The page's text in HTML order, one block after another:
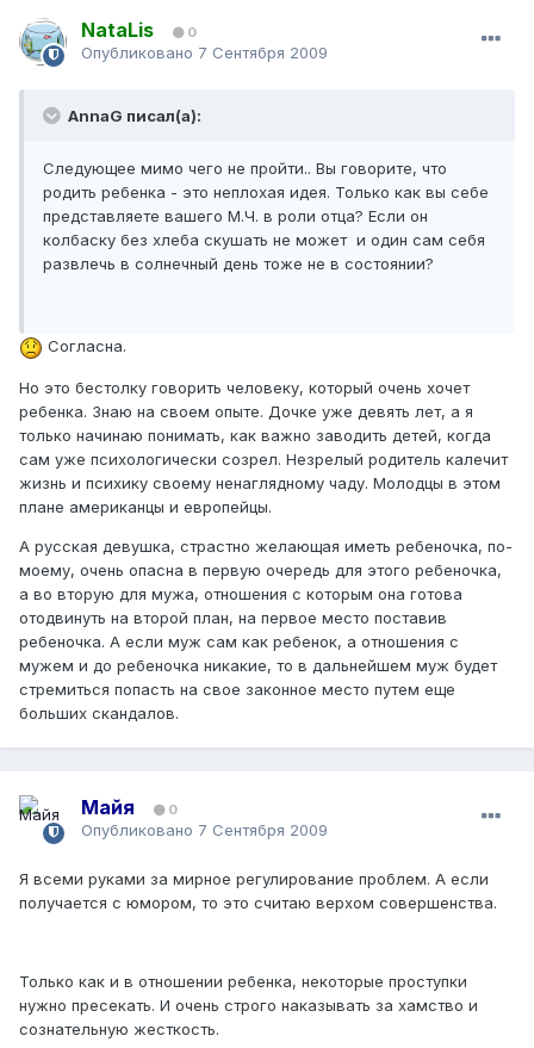
NataLis 0
Опубликовано 7 Сентября 2009
AnnaG писал(а):
Следующее мимо чего не пройти.. Вы говорите, что
родить ребенка - это неплохая идея. Только как вы себе
представляете вашего М.Ч. в роли отца? Если он
колбаску без хлеба скушать не может и один сам себя
развлечь в солнечный день тоже не в состоянии?
Согласна.
Но это бестолку говорить человеку, который очень хочет
ребенка. Знаю на своем опыте. Дочке уже девять лет, а я
только начинаю понимать, как важно заводить детей, когда
сам уже психологически созрел. Незрелый родитель калечит
жизнь и психику своему ненаглядному чаду. Молодцы в этом
плане американцы и европейцы.
А русская девушка, страстно желающая иметь ребеночка, по-
моему, очень опасна в первую очередь для этого ребеночка,
а во вторую для мужа, отношения с которым она готова
отодвинуть на второй план, на первое место поставив
ребеночка. А если муж сам как ребенок, а отношения с
мужем и до ребеночка никакие, то в дальнейшем муж будет
стремиться попасть на свое законное место путем еще
больших скандалов.
Майя 0
Опубликовано 7 Сентября 2009
Я всеми руками за мирное регулирование проблем. А если
получается с юмором, то это считаю верхом совершенства.
Только как и в отношении ребенка, некоторые проступки
нужно пресекать. И очень строго наказывать за хамство и
сознательную жесткость.